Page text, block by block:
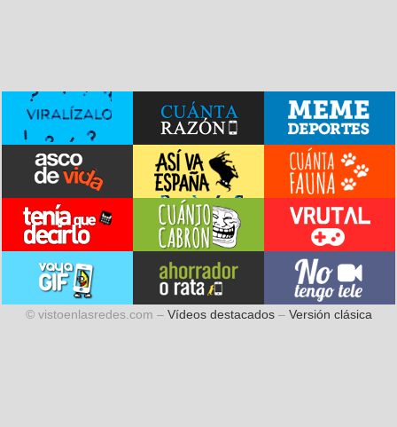
© vistoenlasredes.com – Vídeos destacados– Versión clásica